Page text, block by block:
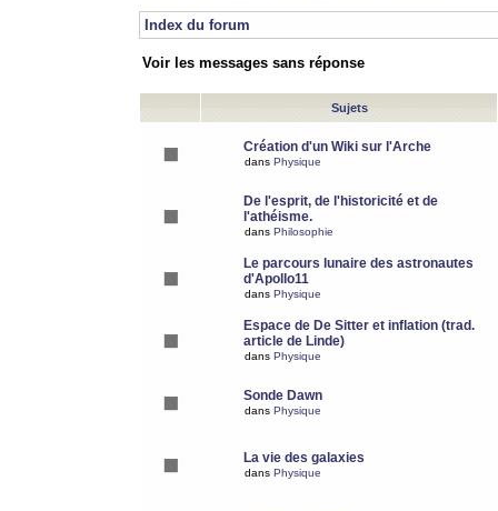
Index du forum
Voir les messages sans réponse
Sujets
Création d'un Wiki sur l'Arche
dans Physique
De l'esprit, de l'historicité et de
l'athéisme.
dans Philosophie
Le parcours lunaire des astronautes
d'Apollo11
dans Physique
Espace de De Sitter et inflation (trad.
article de Linde)
dans Physique
Sonde Dawn
dans Physique
La vie des galaxies
dans Physique